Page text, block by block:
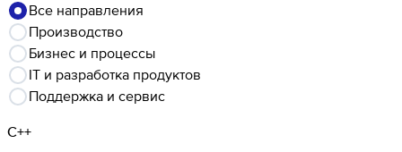
Все направления
Производство
Бизнес и процессы
IT и разработка продуктов
Поддержка и сервис
C++